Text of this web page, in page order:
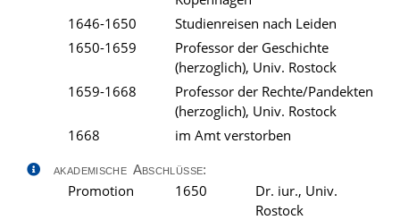
1646-1650
Studienreisen nach Leiden
1650-1659
Professor der Geschichte
(herzoglich), Univ. Rostock
1659-1668
Professor der Rechte/Pandekten
(herzoglich), Univ. Rostock
1668
im Amt verstorben
akademische Abschlüsse:
Promotion 1650
Dr. iur., Univ.
Rostock